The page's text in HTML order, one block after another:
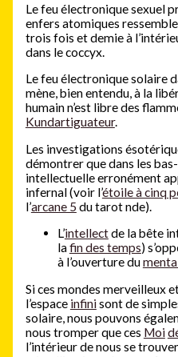
Le feu électronique sexuel
enfers atomiques
trois fois et demie à
dans le coccyx.
Le feu électronique solaire
mène, bien entendu, à la
humain n’est libre des
Kundartiguateur.
Les investigations
démontrer que dans les
intellectuelle erronément
infernal (voir l’étoile à cinq
l’arcane 5 du tarot nde).
L’intellectde la bête
lafin des temps)
à l’ouverture du
Si ces mondes merveilleux
l’espace infinisont de
solaire, nous pouvons
nous tromper que ces Moi
l’intérieur de nous se